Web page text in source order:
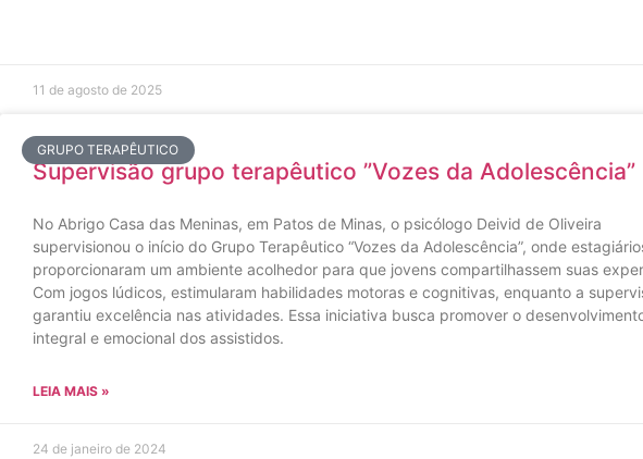
11 de agosto de 2025
GRUPO TERAPÊUTICO
Supervisão grupo terapêutico ”Vozes da Adolescência”
No Abrigo Casa das Meninas, em Patos de Minas, o psicólogo Deivid de Oliveira
supervisionou o início do Grupo Terapêutico “Vozes da Adolescência”, onde
proporcionaram um ambiente acolhedor para que jovens compartilhassem suas
Com jogos lúdicos, estimularam habilidades motoras e cognitivas, enquanto a
garantiu excelência nas atividades. Essa iniciativa busca promover o
integral e emocional dos assistidos.
LEIA MAIS »
24 de janeiro de 2024